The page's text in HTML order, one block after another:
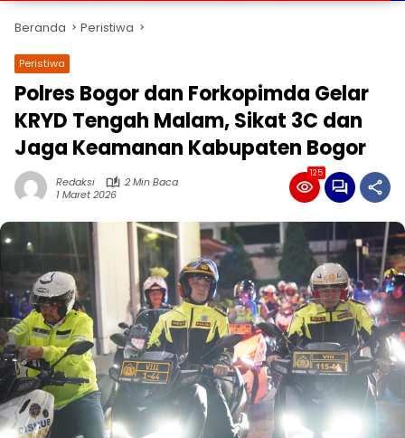
Beranda Peristiwa
Peristiwa
Polres Bogor dan Forkopimda Gelar
KRYD Tengah Malam, Sikat 3C dan
Jaga Keamanan Kabupaten Bogor
Redaksi
2 Min Baca
1 Maret 2026
125